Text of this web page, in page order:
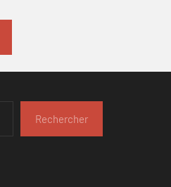
Rechercher